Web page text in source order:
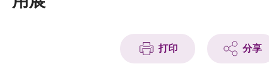
打印 分享